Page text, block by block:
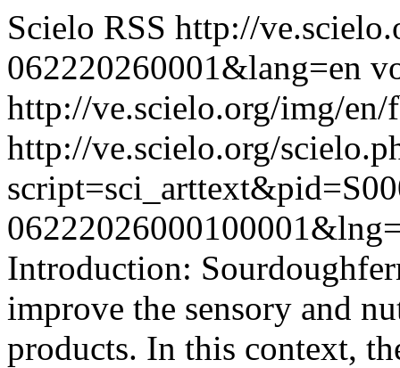
Scielo RSS http://
062220260001&lang=en
http://ve.scielo.org/img/
http://ve.scielo.org/
Introduction:
improve the sensory and
products. In this context,